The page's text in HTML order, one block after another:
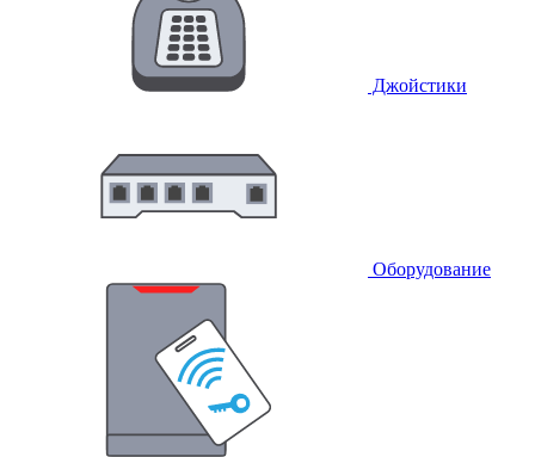
Джойстики
Оборудование